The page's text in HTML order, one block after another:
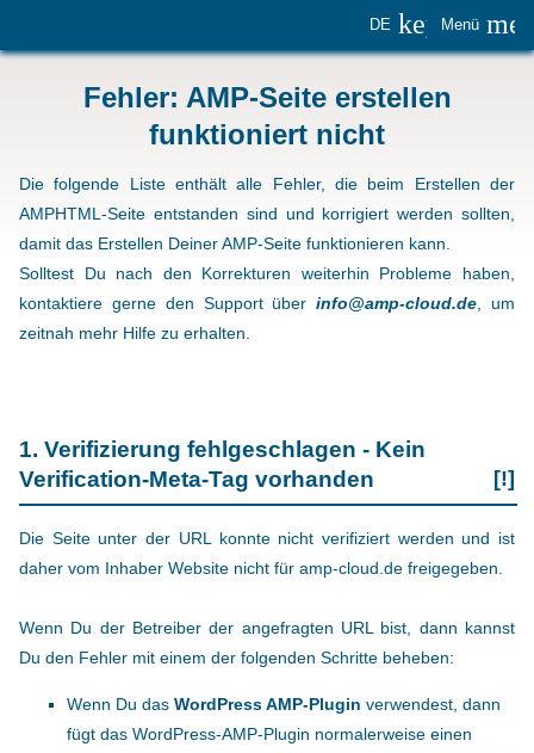
DE Menü
Fehler: AMP-Seite erstellen
funktioniert nicht
Die folgende Liste enthält alle Fehler, die beim Erstellen der
AMPHTML-Seite entstanden sind und korrigiert werden sollten,
damit das Erstellen Deiner AMP-Seite funktionieren kann.
Solltest Du nach den Korrekturen weiterhin Probleme haben,
kontaktiere gerne den Support überinfo@amp-cloud.de, um
zeitnah mehr Hilfe zu erhalten.
1. Verifizierung fehlgeschlagen - Kein
Verification-Meta-Tag vorhanden
[!]
Die Seite unter der URL konnte nicht verifiziert werden und ist
daher vom Inhaber Website nicht für amp-cloud.de freigegeben.
Wenn Du der Betreiber der angefragten URL bist, dann kannst
Du den Fehler mit einem der folgenden Schritte beheben:
Wenn Du das WordPress AMP-Plugin verwendest, dann
fügt das WordPress-AMP-Plugin normalerweise einen